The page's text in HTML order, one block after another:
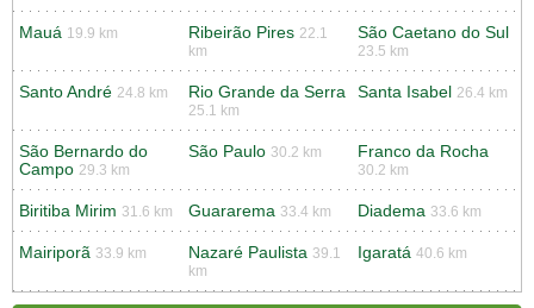
Mauá 19.9 km Ribeirão Pires 22.1
km
São Caetano do Sul
23.5 km
Santo André 24.8 km Rio Grande da Serra
25.1 km
Santa Isabel 26.4 km
São Bernardo do
Campo 29.3 km
São Paulo 30.2 km Franco da Rocha
30.2 km
Biritiba Mirim 31.6 km Guararema 33.4 km Diadema 33.6 km
Mairiporã 33.9 km Nazaré Paulista 39.1
km
Igaratá 40.6 km